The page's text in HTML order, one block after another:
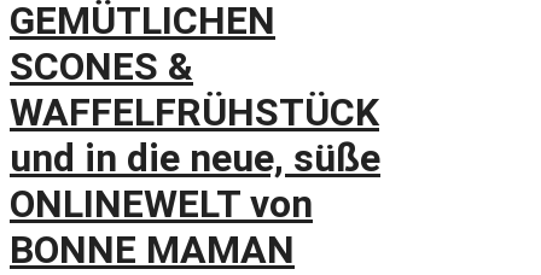
GEMÜTLICHEN
SCONES &
WAFFELFRÜHSTÜCK
und in die neue, süße
ONLINEWELT von
BONNE MAMAN